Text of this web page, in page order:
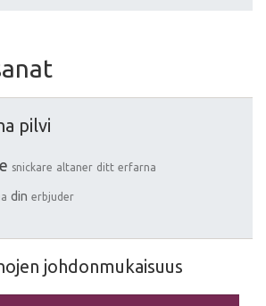
pilvi
snickare altaner ditt erfarna
din erbjuder
johdonmukaisuus